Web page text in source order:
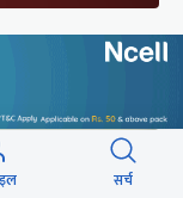
लागि उड्छ,
सर्च